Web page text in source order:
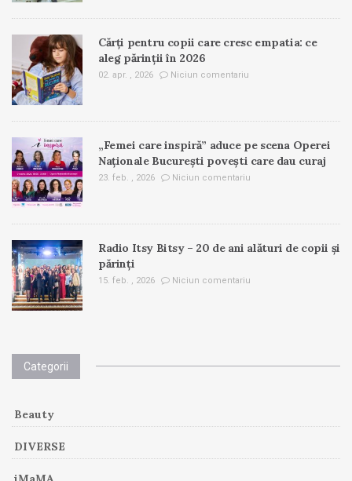
Cărți pentru copii care cresc empatia: ce
aleg părinții în 2026
02. apr. , 2026 Niciun comentariu
„Femei care inspiră” aduce pe scena Operei
Naționale București povești care dau curaj
23. feb. , 2026 Niciun comentariu
Radio Itsy Bitsy – 20 de ani alături de copii și
părinți
15. feb. , 2026 Niciun comentariu
Categorii
Beauty
DIVERSE